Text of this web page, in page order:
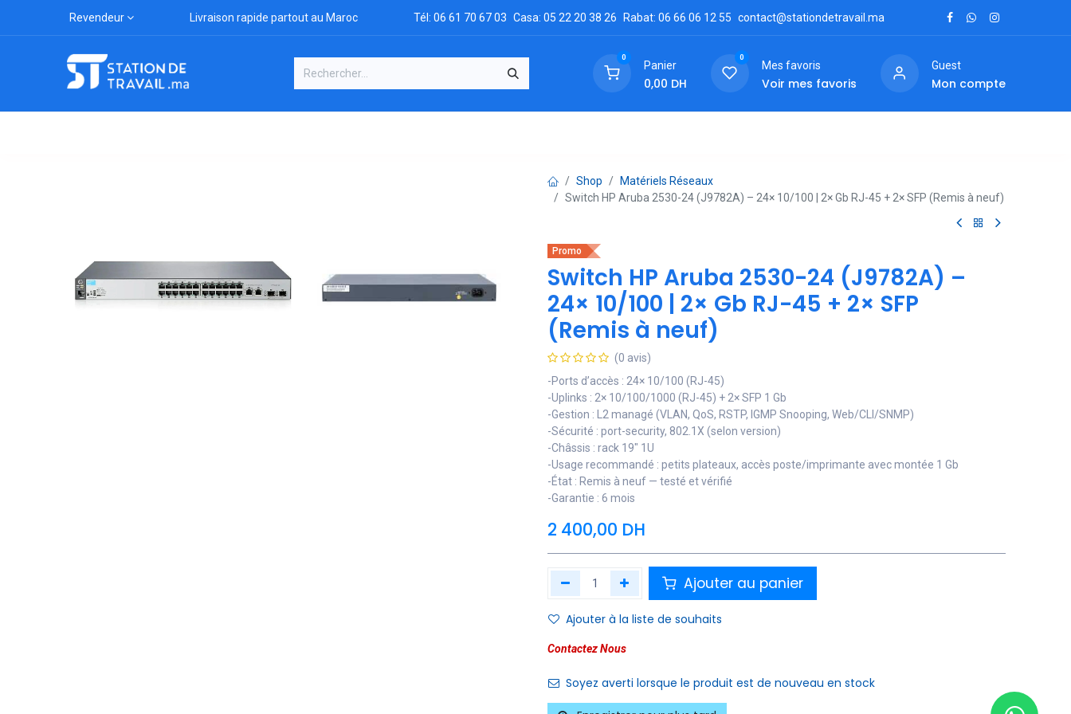
Revendeur Livraison rapide partout au Maroc Tél: 06 61 70 67 03 Casa: 05 22 20 38 26 Rabat: 06 66 06 12 55 contact@stationdetravail.ma
0
Panier
0,00 DH
0
Mes favoris
Voir mes favoris
Guest
Mon compte
Shop
Matériels Réseaux
Switch HP Aruba 2530-24 (J9782A) – 24× 10/100 | 2× Gb RJ-45 + 2× SFP (Remis à neuf)
Promo
Switch HP Aruba 2530-24 (J9782A) –
24× 10/100 | 2× Gb RJ-45 + 2× SFP
(Remis à neuf)
(0 avis)
-Ports d’accès : 24× 10/100 (RJ-45)
-Uplinks : 2× 10/100/1000 (RJ-45) + 2× SFP 1 Gb
-Gestion : L2 managé (VLAN, QoS, RSTP, IGMP Snooping, Web/CLI/SNMP)
-Sécurité : port-security, 802.1X (selon version)
-Châssis : rack 19" 1U
-Usage recommandé : petits plateaux, accès poste/imprimante avec montée 1 Gb
-État : Remis à neuf — testé et vérifié
-Garantie : 6 mois
2 400,00 DH
Ajouter au panier
Ajouter à la liste de souhaits
Contactez Nous
Soyez averti lorsque le produit est de nouveau en stock